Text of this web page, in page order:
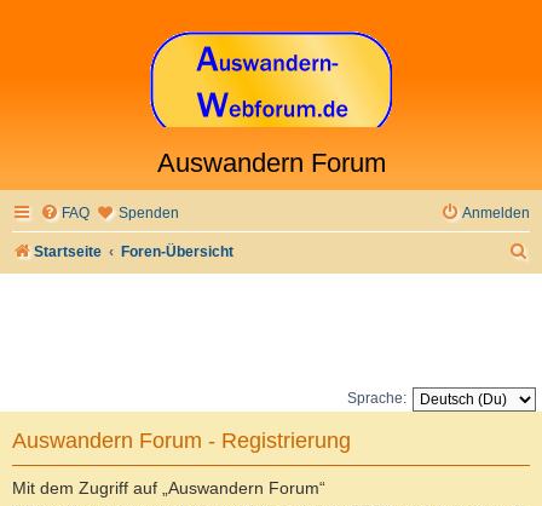
Auswandern Forum
FAQ Spenden Anmelden
Startseite Foren-Übersicht
Sprache:
Auswandern Forum - Registrierung
Mit dem Zugriff auf „Auswandern Forum“